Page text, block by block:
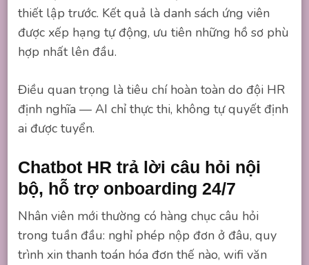
thiết lập trước. Kết quả là danh sách ứng viên
được xếp hạng tự động, ưu tiên những hồ sơ phù
hợp nhất lên đầu.
Điều quan trọng là tiêu chí hoàn toàn do đội HR
định nghĩa — AI chỉ thực thi, không tự quyết định
ai được tuyển.
Chatbot HR trả lời câu hỏi nội
bộ, hỗ trợ onboarding 24/7
Nhân viên mới thường có hàng chục câu hỏi
trong tuần đầu: nghỉ phép nộp đơn ở đâu, quy
trình xin thanh toán hóa đơn thế nào, wifi văn